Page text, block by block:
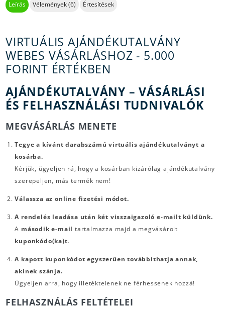
Leírás Vélemények (6) Értesítések
VIRTUÁLIS AJÁNDÉKUTALVÁNY
WEBES VÁSÁRLÁSHOZ - 5.000
FORINT ÉRTÉKBEN
AJÁNDÉKUTALVÁNY – VÁSÁRLÁSI
ÉS FELHASZNÁLÁSI TUDNIVALÓK
MEGVÁSÁRLÁS MENETE
Tegye a kívánt darabszámú virtuális ajándékutalványt a
kosárba.
Kérjük, ügyeljen rá, hogy a kosárban kizárólag ajándékutalvány
szerepeljen, más termék nem!
Válassza az online fizetési módot.
A rendelés leadása után két visszaigazoló e-mailt küldünk.
A második e-mail tartalmazza majd a megvásárolt
kuponkódo(ka)t.
A kapott kuponkódot egyszerűen továbbíthatja annak,
akinek szánja.
Ügyeljen arra, hogy illetéktelenek ne férhessenek hozzá!
FELHASZNÁLÁS FELTÉTELEI